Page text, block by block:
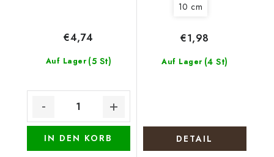
Auf Lager (5 St)
€4,74
IN DEN KORB
10 cm
Auf Lager (4 St)
€1,98
DETAIL